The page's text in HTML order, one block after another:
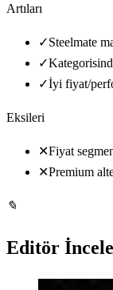
Artıları
✓Steelmate
✓
✓İyi fiyat/
Eksileri
✕Fiyat
✕Premium
✎
Editör